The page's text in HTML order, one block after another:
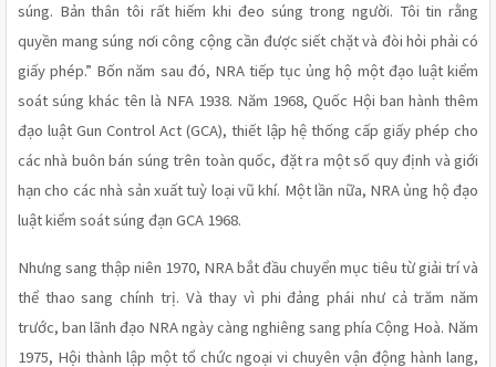
súng. Bản thân tôi rất hiếm khi đeo súng trong người. Tôi tin rằng
quyền mang súng nơi công cộng cần được siết chặt và đòi hỏi phải có
giấy phép.” Bốn năm sau đó, NRA tiếp tục ủng hộ một đạo luật kiểm
soát súng khác tên là NFA 1938. Năm 1968, Quốc Hội ban hành thêm
đạo luật Gun Control Act (GCA), thiết lập hệ thống cấp giấy phép cho
các nhà buôn bán súng trên toàn quốc, đặt ra một số quy định và giới
hạn cho các nhà sản xuất tuỳ loại vũ khí. Một lần nữa, NRA ủng hộ đạo
luật kiểm soát súng đạn GCA 1968.
Nhưng sang thập niên 1970, NRA bắt đầu chuyển mục tiêu từ giải trí và
thể thao sang chính trị. Và thay vì phi đảng phái như cả trăm năm
trước, ban lãnh đạo NRA ngày càng nghiêng sang phía Cộng Hoà. Năm
1975, Hội thành lập một tổ chức ngoại vi chuyên vận động hành lang,